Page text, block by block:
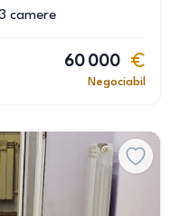
camere
60 000
Negociabil